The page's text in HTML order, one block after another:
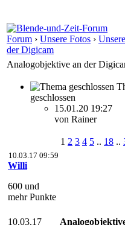
Forum › Unsere Fotos ›
der Digicam
Analogobjektive an der
geschlossen
15.01.20 19:27
von Rainer
1 2 3 4 5 .. 18 ..
10.03.17 09:59
Willi
600 und
mehr Punkte
10.03.17